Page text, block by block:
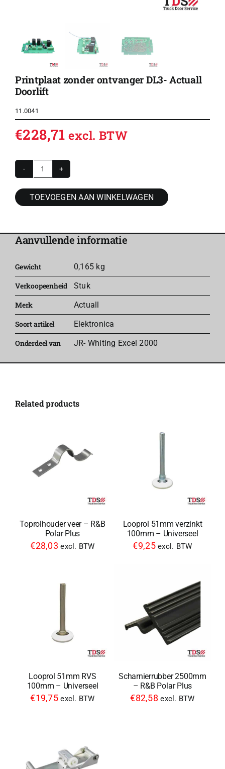
Printplaat zonder ontvanger DL3- Actuall
Doorlift
11.0041
€228,71 excl. BTW
Printplaat
zonder
ontvanger
Actuall
TOEVOEGEN AAN WINKELWAGEN
Aanvullende informatie
Gewicht
0,165 kg
Verkoopeenheid
Stuk
Merk
Actuall
Soort artikel
Elektronica
Onderdeel van
JR- Whiting Excel 2000
Related products
Toprolhouder veer – R&B
Polar Plus
€28,03 excl. BTW
Looprol 51mm verzinkt
100mm – Universeel
€9,25 excl. BTW
Looprol 51mm RVS
100mm – Universeel
€19,75 excl. BTW
Scharnierrubber 2500mm
– R&B Polar Plus
€82,58 excl. BTW